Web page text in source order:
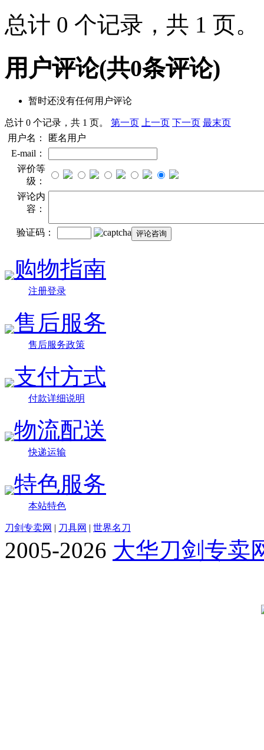
总计 0 个记录，共 1 页。
用户评论(共0条评论)
暂时还没有任何用户评论
总计 0 个记录，共 1 页。 第一页 上一页 下一页 最末页
用户名：
匿名用户
E-mail：
评价等
级：
评论内
容：
验证码：
购物指南
注册登录
售后服务
售后服务政策
支付方式
付款详细说明
物流配送
快递运输
特色服务
本站特色
刀剑专卖网 | 刀具网 | 世界名刀
2005-2026 大华刀剑专卖